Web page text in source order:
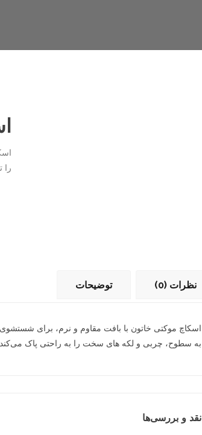
را
توضیحات نظرات (0)
اسکاچ موکتی خاتون با بافت مقاوم و نرم، برای
به سطوح، چربی و لکه های سخت را به راحتی پاک
نقد و بررسی‌ها